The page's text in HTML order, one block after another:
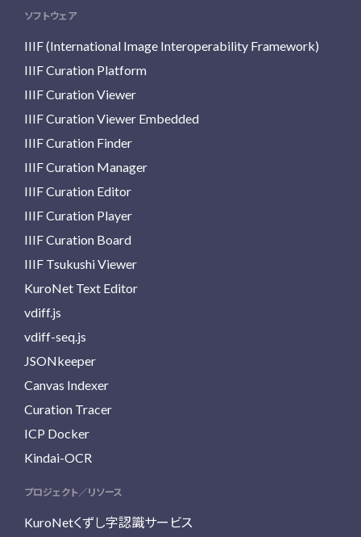
ソフトウェア
IIIF (International Image Interoperability Framework)
IIIF Curation Platform
IIIF Curation Viewer
IIIF Curation Viewer Embedded
IIIF Curation Finder
IIIF Curation Manager
IIIF Curation Editor
IIIF Curation Player
IIIF Curation Board
IIIF Tsukushi Viewer
KuroNet Text Editor
vdiff.js
vdiff-seq.js
JSONkeeper
Canvas Indexer
Curation Tracer
ICP Docker
Kindai-OCR
プロジェクト／リソース
KuroNetくずし字認識サービス